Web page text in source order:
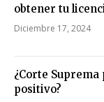
obtener tu
Diciembre 17, 2024
¿Corte
positivo?